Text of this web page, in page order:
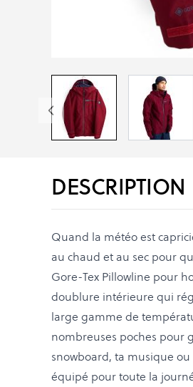
DESCRIPTION
Quand la météo est
au chaud et au sec pour
Gore-Tex Pillowline pour
doublure intérieure qui
large gamme de
nombreuses poches pour
snowboard, ta musique
équipé pour toute la